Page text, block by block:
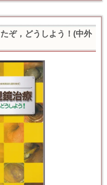
ぞ，どうしよう！(中外